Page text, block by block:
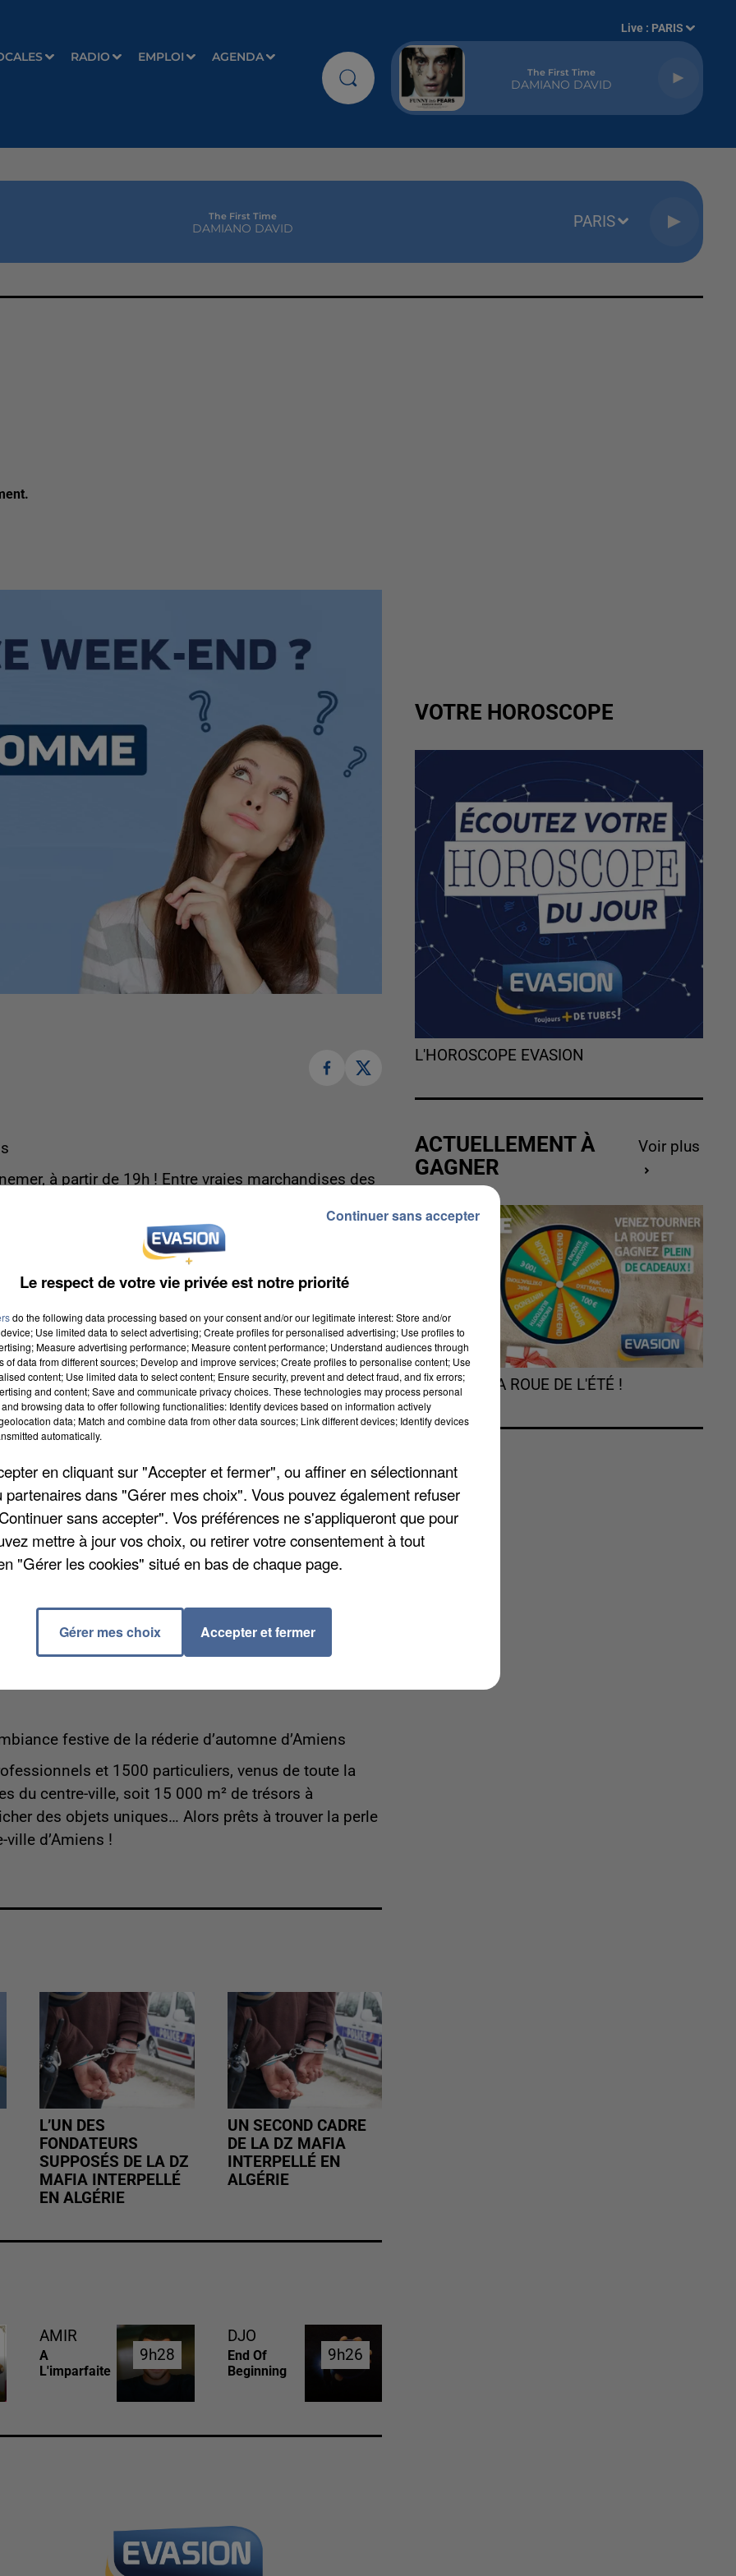
RADIO EMPLOI AGENDA
Live : PARIS
The First Time
DAMIANO DAVID
The First Time
DAMIANO DAVID PARIS
à partir de 19h ! Entre vraies marchandises des
hybride brouillera les pistes avec humour.
une expérience unique, à mi-chemin entre
l'Harmonie de Gamaches interpréteront Sacrée
Ce concert original proposera une balade
L'œuvre en deux volets comprend une pièce de
Rendez-vous à la salle des fêtes de Vauchelles-
Entrée libre.
à Glisy
une journée Octobre Rose au profit de la Ligue
commercial Grand A, plus de 200 véhicules y
et prestige ou standing, à partir de 10 euros.
festive de la réderie d’automne d’Amiens
et 1500 particuliers, venus de toute la
du centre-ville, soit 15 000 m² de trésors à
des objets uniques… Alors prêts à trouver la perle
ville d’Amiens !
L’UN DES
FONDATEURS
SUPPOSÉS DE LA DZ
MAFIA INTERPELLÉ
EN ALGÉRIE
UN SECOND CADRE
DE LA DZ MAFIA
INTERPELLÉ EN
ALGÉRIE
AMIR
A
L'imparfaite
9h28
9h28
DJO
End Of
Beginning
9h26
9h26
VOTRE HOROSCOPE
L'HOROSCOPE EVASION
ACTUELLEMENT À
GAGNER
Voir plus
TOURNEZ LA ROUE DE L'ÉTÉ !
Le respect de votre vie privée est notre priorité
do the following data processing based on your consent and/or our legitimate interest: Store and/or
Use limited data to select advertising; Create profiles for personalised advertising; Use profiles to
Measure advertising performance; Measure content performance; Understand audiences through
of data from different sources; Develop and improve services; Create profiles to personalise content; Use
content; Use limited data to select content; Ensure security, prevent and detect fraud, and fix errors;
and content; Save and communicate privacy choices. These technologies may process personal
browsing data to offer following functionalities: Identify devices based on information actively
data; Match and combine data from other data sources; Link different devices; Identify devices
automatically.
en cliquant sur "Accepter et fermer", ou affiner en sélectionnant
partenaires dans "Gérer mes choix". Vous pouvez également refuser
sans accepter". Vos préférences ne s'appliqueront que pour
mettre à jour vos choix, ou retirer votre consentement à tout
"Gérer les cookies" situé en bas de chaque page.
Gérer mes choix Accepter et fermer
Continuer sans accepter